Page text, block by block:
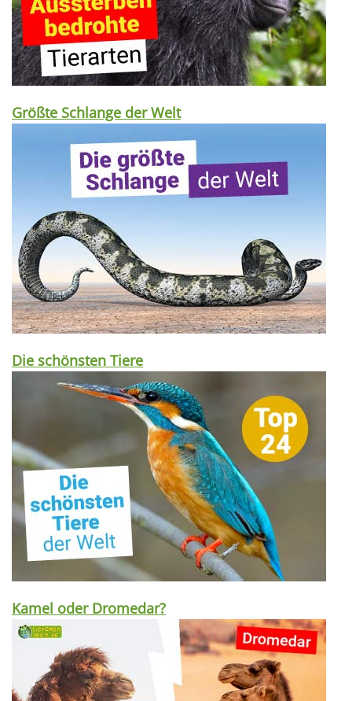
Größte Schlange der Welt
Die schönsten Tiere
Kamel oder Dromedar?